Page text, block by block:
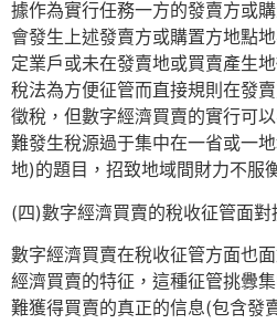
據作為實行任務一方的發賣方或
會發生上述發賣方或購置方地點
定業戶或未在發賣地或買賣產生
稅法為方便征管而直接規則在發
徵稅，但數字經濟買賣的實行可
難發生稅源過于集中在一省或一
地)的題目，招致地域間財力不服
(四)數字經濟買賣的稅收征管面對
數字經濟買賣在稅收征管方面也
經濟買賣的特征，這種征管挑釁
難獲得買賣的真正的信息(包含發